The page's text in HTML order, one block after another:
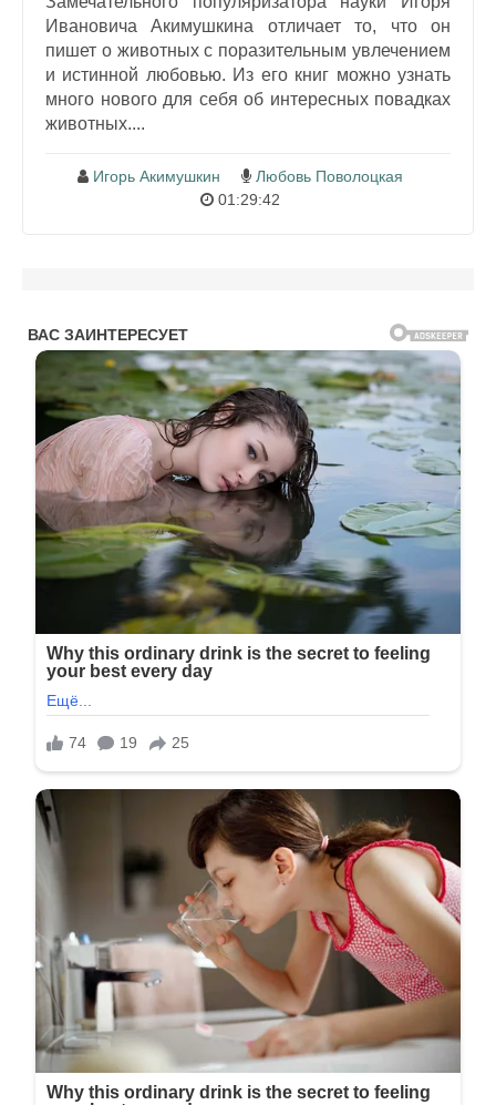
Ивановича Акимушкина отличает то, что он
пишет о животных с поразительным увлечением
и истинной любовью. Из его книг можно узнать
много нового для себя об интересных повадках
животных....
Игорь Акимушкин
Любовь Поволоцкая
01:29:42